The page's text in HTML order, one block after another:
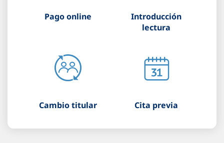
Pago online
Introducción
lectura
Cambio titular Cita previa